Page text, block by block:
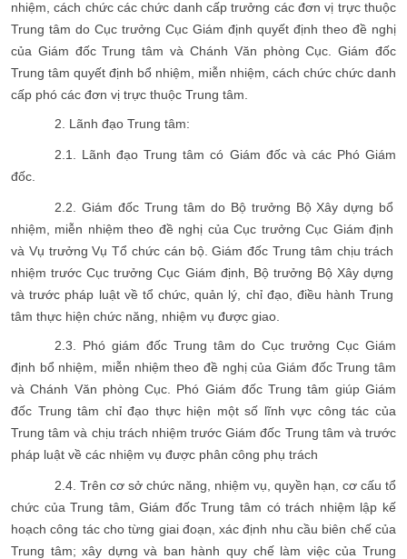
nhiệm, cách chức các chức danh cấp trưởng các đơn vị trực thuộc
Trung tâm do Cục trưởng Cục Giám định quyết định theo đề nghị
của Giám đốc Trung tâm và Chánh Văn phòng Cục. Giám đốc
Trung tâm quyết định bổ nhiệm, miễn nhiệm, cách chức chức danh
cấp phó các đơn vị trực thuộc Trung tâm.
2. Lãnh đạo Trung tâm:
2.1. Lãnh đạo Trung tâm có Giám đốc và các Phó Giám
đốc.
2.2. Giám đốc Trung tâm do Bộ trưởng Bộ Xây dựng bổ
nhiệm, miễn nhiệm theo đề nghị của Cục trưởng Cục Giám định
và Vụ trưởng Vụ Tổ chức cán bộ. Giám đốc Trung tâm chịu trách
nhiệm trước Cục trưởng Cục Giám định, Bộ trưởng Bộ Xây dựng
và trước pháp luật về tổ chức, quản lý, chỉ đạo, điều hành Trung
tâm thực hiện chức năng, nhiệm vụ được giao.
2.3. Phó giám đốc Trung tâm do Cục trưởng Cục Giám
định bổ nhiệm, miễn nhiệm theo đề nghị của Giám đốc Trung tâm
và Chánh Văn phòng Cục. Phó Giám đốc Trung tâm giúp Giám
đốc Trung tâm chỉ đạo thực hiện một số lĩnh vực công tác của
Trung tâm và chịu trách nhiệm trước Giám đốc Trung tâm và trước
pháp luật về các nhiệm vụ được phân công phụ trách
2.4. Trên cơ sở chức năng, nhiệm vụ, quyền hạn, cơ cấu tổ
chức của Trung tâm, Giám đốc Trung tâm có trách nhiệm lập kế
hoạch công tác cho từng giai đoạn, xác định nhu cầu biên chế của
Trung tâm; xây dựng và ban hành quy chế làm việc của Trung